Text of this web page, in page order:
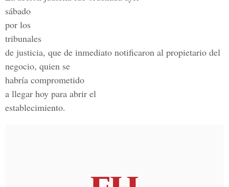
sábado
por los
tribunales
de justicia, que de inmediato notificaron al propietario del
negocio, quien se
habría comprometido
a llegar hoy para abrir el
establecimiento.